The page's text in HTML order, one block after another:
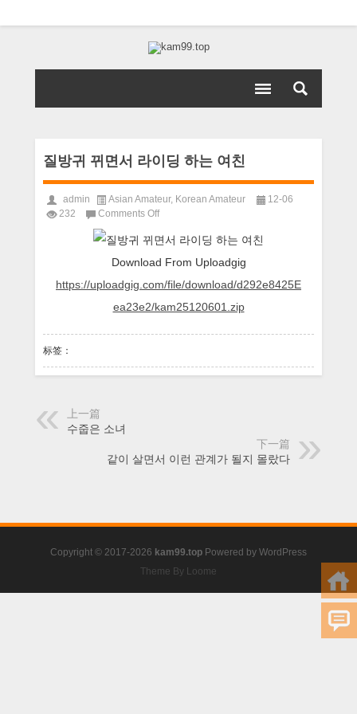
질방귀 뀌면서 라이딩 하는 여친
admin Asian Amateur, Korean Amateur
12-06
232
Comments Offon
방
귀
면
라
는
Download From Uploadgig
https://uploadgig.com/file/download/d292e8425E
ea23e2/kam25120601.zip
标签：
上一篇
수줍은 소녀
下一篇
같이 살면서 이런 관계가 될지 몰랐다
Copyright © 2017-2026 kam99.top Powered by WordPress
Theme By Loome